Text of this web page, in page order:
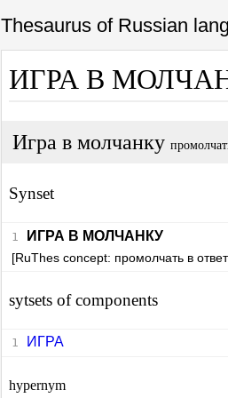
Thesaurus of Russian
ИГРА В
Игра в молчанку
Synset
ИГРА В МОЛЧАНКУ
[RuThes concept: промолчать в
sytsets of components
ИГРА
hypernym